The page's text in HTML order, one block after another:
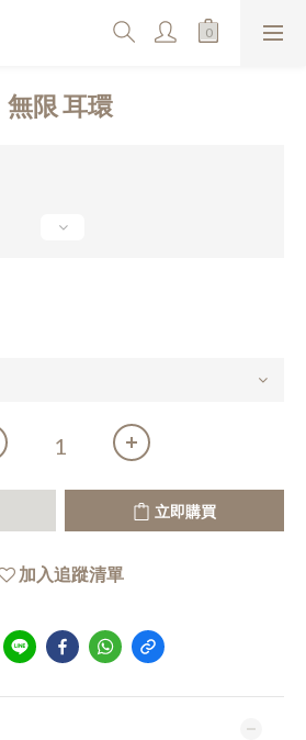
無限 耳環
立即購買
加入追蹤清單